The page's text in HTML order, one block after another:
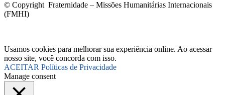
© Copyright Fraternidade – Missões Humanitárias Internacionais
(FMHI)
Usamos cookies para melhorar sua experiência online. Ao acessar
nosso site, você concorda com isso.
ACEITAR Políticas de Privacidade
Manage consent